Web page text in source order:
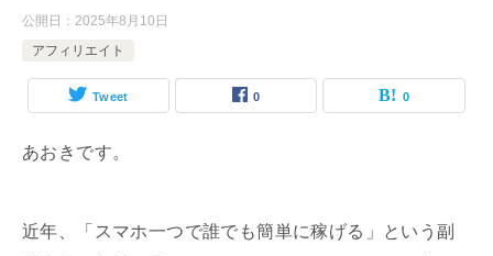
公開日： 2025年8月10日
アフィリエイト
Tweet 0 0
あおきです。
近年、「スマホ一つで誰でも簡単に稼げる」という副